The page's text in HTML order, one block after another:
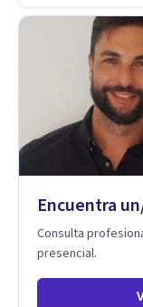
Encuentra
Consulta
presencial.